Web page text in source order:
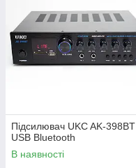
Підсилювач UKC AK-398BT
USB Bluetooth
В наявності